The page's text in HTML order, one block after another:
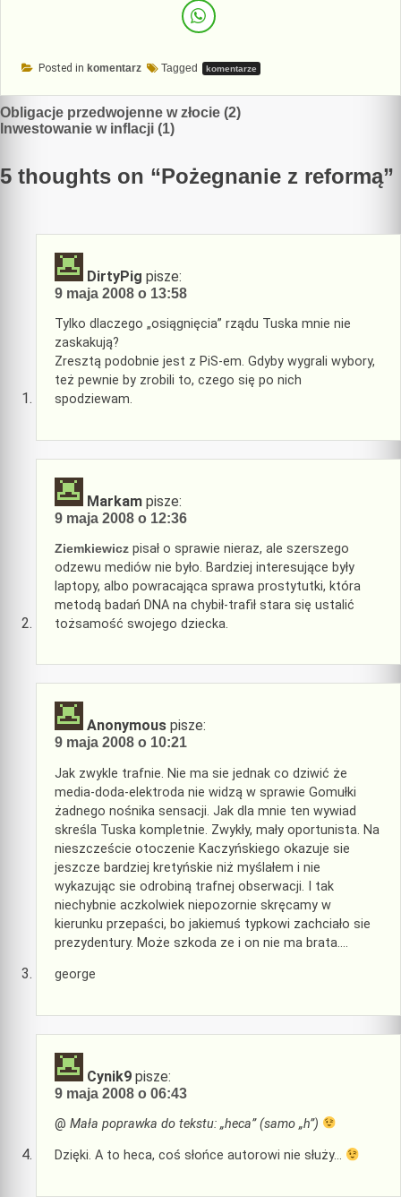
Posted in komentarz Tagged komentarze
Nawigacja
wpisu
Obligacje przedwojenne w złocie (2)
Inwestowanie w inflacji (1)
5 thoughts on “Pożegnanie z reformą”
DirtyPig pisze:
9 maja 2008 o 13:58
Tylko dlaczego „osiągnięcia” rządu Tuska mnie nie
zaskakują?
Zresztą podobnie jest z PiS-em. Gdyby wygrali wybory,
też pewnie by zrobili to, czego się po nich
spodziewam.
Markam pisze:
9 maja 2008 o 12:36
Ziemkiewicz pisał o sprawie nieraz, ale szerszego
odzewu mediów nie było. Bardziej interesujące były
laptopy, albo powracająca sprawa prostytutki, która
metodą badań DNA na chybił-trafił stara się ustalić
tożsamość swojego dziecka.
Anonymous pisze:
9 maja 2008 o 10:21
Jak zwykle trafnie. Nie ma sie jednak co dziwić że
media-doda-elektroda nie widzą w sprawie Gomułki
żadnego nośnika sensacji. Jak dla mnie ten wywiad
skreśla Tuska kompletnie. Zwykły, mały oportunista. Na
nieszczeście otoczenie Kaczyńskiego okazuje sie
jeszcze bardziej kretyńskie niż myślałem i nie
wykazując sie odrobiną trafnej obserwacji. I tak
niechybnie aczkolwiek niepozornie skręcamy w
kierunku przepaści, bo jakiemuś typkowi zachciało sie
prezydentury. Może szkoda ze i on nie ma brata….
george
Cynik9 pisze:
9 maja 2008 o 06:43
@ Mała poprawka do tekstu: „heca” (samo „h”)
Dzięki. A to heca, coś słońce autorowi nie służy…